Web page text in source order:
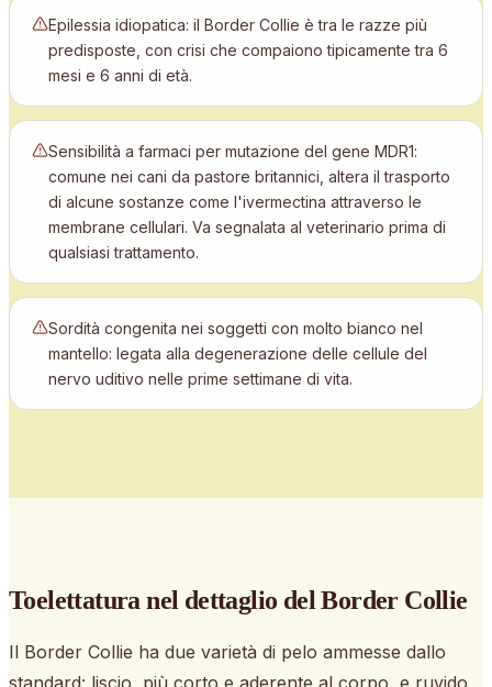
Epilessia idiopatica: il Border Collie è tra le razze più
predisposte, con crisi che compaiono tipicamente tra 6
mesi e 6 anni di età.
Sensibilità a farmaci per mutazione del gene MDR1:
comune nei cani da pastore britannici, altera il trasporto
di alcune sostanze come l'ivermectina attraverso le
membrane cellulari. Va segnalata al veterinario prima di
qualsiasi trattamento.
Sordità congenita nei soggetti con molto bianco nel
mantello: legata alla degenerazione delle cellule del
nervo uditivo nelle prime settimane di vita.
Toelettatura nel dettaglio del Border Collie
Il Border Collie ha due varietà di pelo ammesse dallo
standard: liscio, più corto e aderente al corpo, e ruvido,